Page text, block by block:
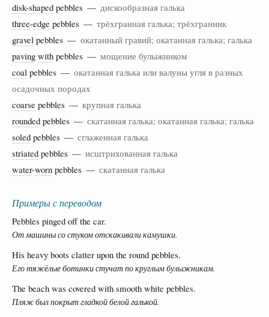
disk-shaped pebbles — дискообразная галька
three-edge pebbles — трёхгранная галька; трёхгранник
gravel pebbles — окатанный гравий; окатанная галька; галька
paving with pebbles — мощение булыжником
coal pebbles — окатанная галька или валуны угля в разных
осадочных породах
coarse pebbles — крупная галька
rounded pebbles — скатанная галька; окатанная галька; галька
soled pebbles — сглаженная галька
striated pebbles — исштрихованная галька
water-worn pebbles — скатанная галька
Примеры с переводом
Pebbles pinged off the car.
От машины со стуком отскакивали камушки.
His heavy boots clatter upon the round pebbles.
Его тяжёлые ботинки стучат по круглым булыжникам.
The beach was covered with smooth white pebbles.
Пляж был покрыт гладкой белой галькой.